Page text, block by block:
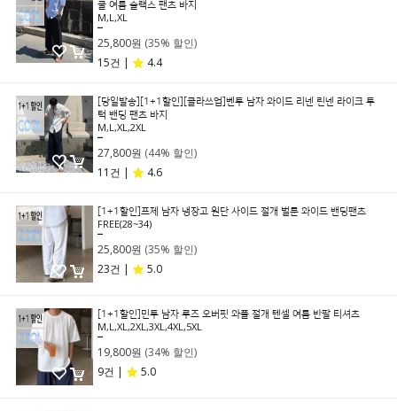
쿨 여름 슬랙스 팬츠 바지
M,L,XL
25,800원 (35% 할인)
15건 |
4.4
[당일발송][1+1할인][클라쓰업]벤투 남자 와이드 리넨 린넨 라이크 투
턱 밴딩 팬츠 바지
M,L,XL,2XL
27,800원 (44% 할인)
11건 |
4.6
[1+1할인]프제 남자 냉장고 원단 사이드 절개 벌룬 와이드 밴딩팬츠
FREE(28~34)
25,800원 (35% 할인)
23건 |
5.0
[1+1할인]민투 남자 루즈 오버핏 와플 절개 텐셀 여름 반팔 티셔츠
M,L,XL,2XL,3XL,4XL,5XL
19,800원 (34% 할인)
9건 |
5.0